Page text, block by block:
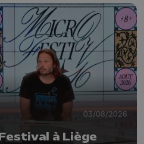
03/08/2026
à Liège